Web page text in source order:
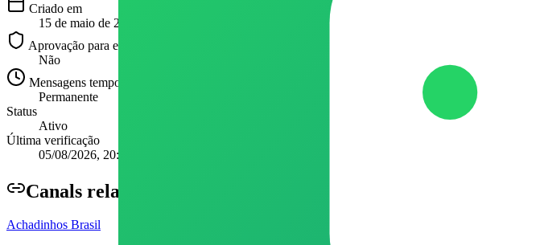
Criado em
15 de maio de 2026
Aprovação para entrar
Não
Mensagens temporárias
Permanente
Status
Ativo
Última verificação
05/08/2026, 20:16
Canals relacionados
Achadinhos Brasil